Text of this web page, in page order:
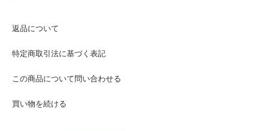
返品について
特定商取引法に基づく表記
この商品について問い合わせる
買い物を続ける